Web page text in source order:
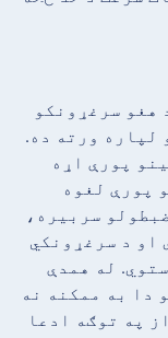
هغو سرغړونکو
لپاره ورته ده.
پورې اړه
پورې لغوه
سربیره،
او د سرغړونکي
له همدې
دا به ممکنه نه
په توګه ادعا